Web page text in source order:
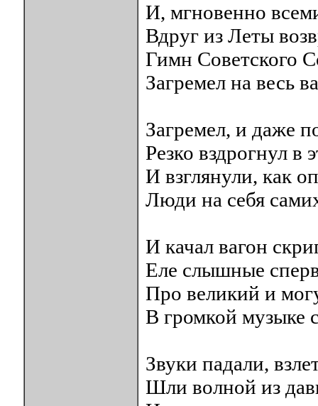
И, мгновенно
Вдруг из Леты
Гимн Советского
Загремел на весь
Загремел, и даже
Резко вздрогнул в
И взглянули, как
Люди на себя
И качал вагон
Еле слышные
Про великий и
В громкой музыке
Звуки падали,
Шли волной из